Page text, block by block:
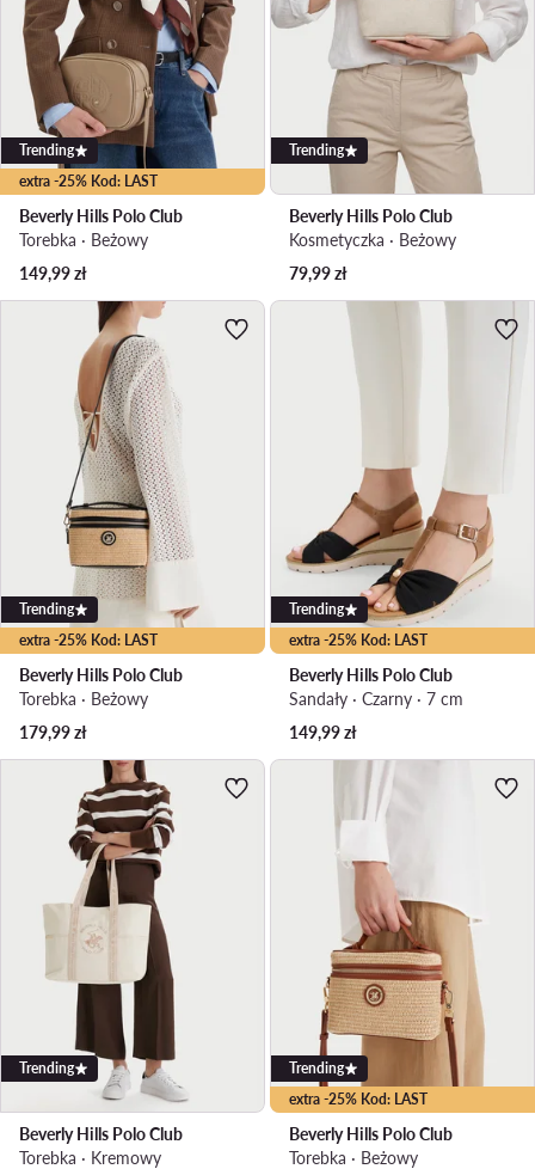
extra -25% Kod: LAST
Trending
Beverly Hills Polo Club
Torebka · Beżowy
149,99zł
Trending
Beverly Hills Polo Club
Kosmetyczka · Beżowy
79,99zł
extra -25% Kod: LAST
Trending
Beverly Hills Polo Club
Torebka · Beżowy
179,99zł
extra -25% Kod: LAST
Trending
Beverly Hills Polo Club
Sandały · Czarny · 7 cm
149,99zł
Trending
Beverly Hills Polo Club
Torebka · Kremowy
extra -25% Kod: LAST
Trending
Beverly Hills Polo Club
Torebka · Beżowy